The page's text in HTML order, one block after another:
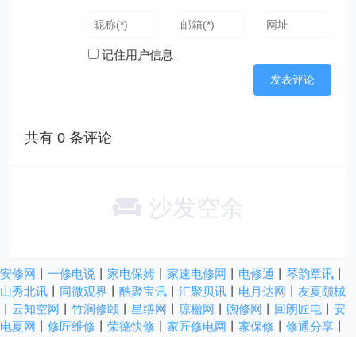
记住用户信息
共有0 条评论
沙发空余
安修网 一修电说 家电保姆 家速电修网 电修通 琴韵章讯
山秀北讯
同微观界 酷聚宝讯 汇聚贝讯 电月达网
友夏颐械
云知空网 竹涧修颐 星缮网 琼楹网 煦修网 回朗匠电
安
电夏网
修匠维修 荣德快修 家匠修电网 家保修 修通分享